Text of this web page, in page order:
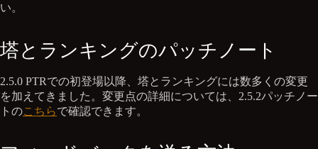
い。
塔とランキングのパッチノート
2.5.0 PTRでの初登場以降、塔とランキングには数多くの変更
を加えてきました。変更点の詳細については、2.5.2パッチノー
トのこちらで確認できます。